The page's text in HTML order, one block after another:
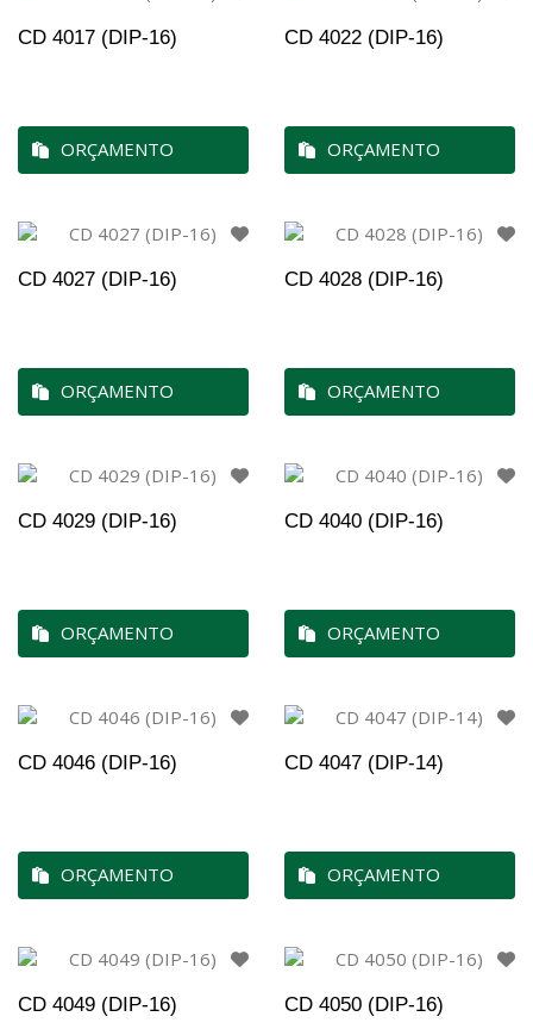
CD 4017 (DIP-16)
ORÇAMENTO
CD 4022 (DIP-16)
ORÇAMENTO
CD 4027 (DIP-16)
ORÇAMENTO
CD 4028 (DIP-16)
ORÇAMENTO
CD 4029 (DIP-16)
ORÇAMENTO
CD 4040 (DIP-16)
ORÇAMENTO
CD 4046 (DIP-16)
ORÇAMENTO
CD 4047 (DIP-14)
ORÇAMENTO
CD 4049 (DIP-16) CD 4050 (DIP-16)